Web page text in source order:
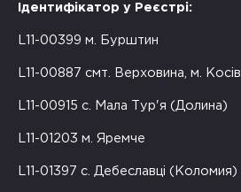
Ідентифікатор у Реєстрі:
L11-00399 м. Бурштин
L11-00887 смт. Верховина, м. Косів
L11-00915 с. Мала Тур'я (Долина)
L11-01203 м. Яремче
L11-01397 с. Дебеславці (Коломия)